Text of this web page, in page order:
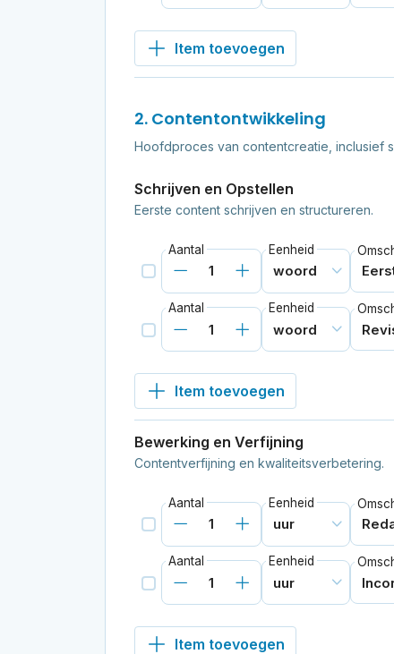
Item toevoegen
2. Contentontwikkeling
Hoofdproces van contentcreatie, inclusief
Schrijven en Opstellen
Eerste content schrijven en structureren.
Aantal Eenheid
Aantal Eenheid
Item toevoegen
Bewerking en Verfijning
Contentverfijning en kwaliteitsverbetering.
Aantal Eenheid
Aantal Eenheid
Item toevoegen